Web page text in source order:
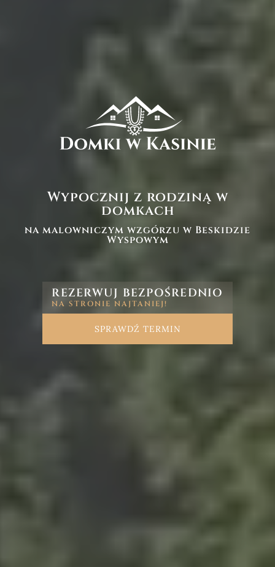
Domki i cennik
Wyżywienie
Galeria
Skrzaty
ABC DOMKÓW
Wypocznij z rodziną w
domkach
na malowniczym wzgórzu w Beskidzie
Wyspowym
REZERWUJ BEZPOŚREDNIO
NA STRONIE NAJTANIEJ!
SPRAWDŹ TERMIN